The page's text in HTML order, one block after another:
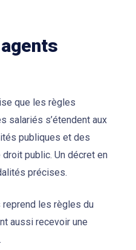
que les règles
salariés s’étendent aux
publiques et des
public. Un décret en
précises.
les règles du
aussi recevoir une